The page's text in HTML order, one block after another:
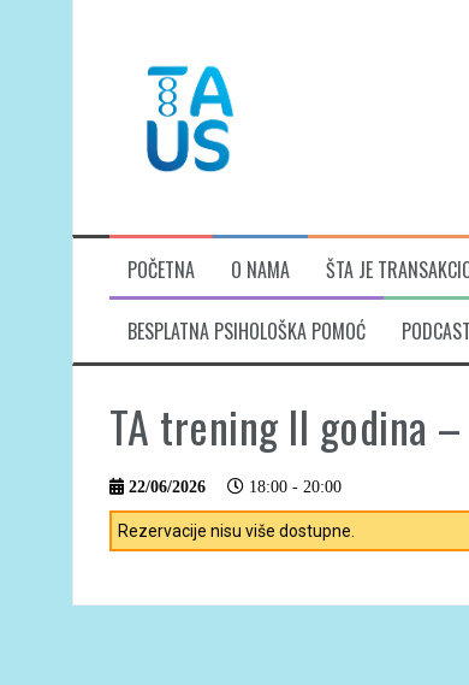
POČETNA O NAMA ŠTA JE
BESPLATNA PSIHOLOŠKA POMOĆ
TA trening II godina
22/06/2026 18:00 - 20:00
Rezervacije nisu više dostupne.